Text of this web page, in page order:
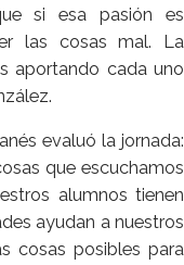
si esa pasión es
las cosas mal. La
aportando cada uno
evaluó la jornada:
que escuchamos
alumnos tienen
ayudan a nuestros
cosas posibles para